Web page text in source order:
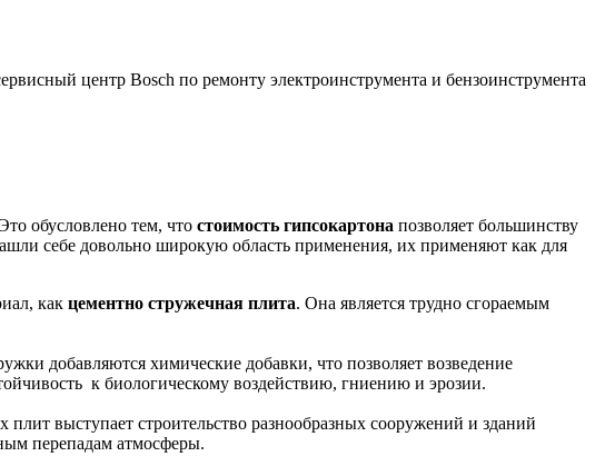
обусловлено тем, что стоимость гипсокартона позволяет большинству
себе довольно широкую область применения, их применяют как для
как цементно стружечная плита. Она является трудно сгораемым
добавляются химические добавки, что позволяет возведение
к биологическому воздействию, гниению и эрозии.
выступает строительство разнообразных сооружений и зданий
перепадам атмосферы.